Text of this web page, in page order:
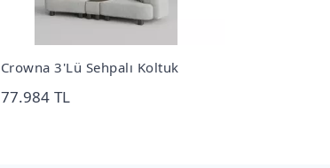
Crowna 3'Lü Sehpalı Koltuk
77.984 TL